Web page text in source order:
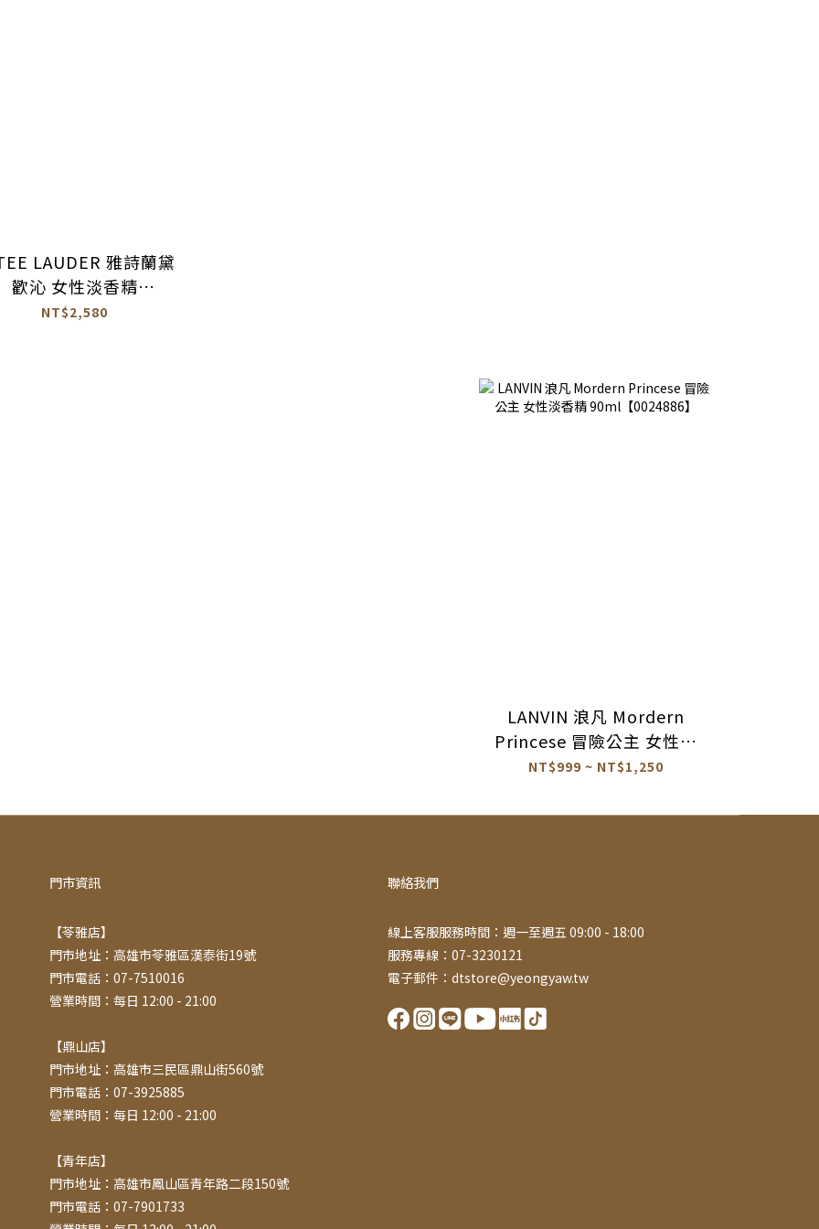
LAUDER 雅詩蘭黛
歡沁 女性淡香精
【2524031】
NT$2,580
LANVIN 浪凡 Mordern
Princese 冒險公主 女性淡
香精 90ml【0024886】
NT$999 ~ NT$1,250
門市資訊
【苓雅店】
門市地址：高雄市苓雅區漢泰街19號
門市電話：07-7510016
營業時間：每日 12:00 - 21:00
【鼎山店】
門市地址：高雄市三民區鼎山街560號
門市電話：07-3925885
營業時間：每日 12:00 - 21:00
【青年店】
門市地址：高雄市鳳山區青年路二段150號
門市電話：07-7901733
聯絡我們
線上客服服務時間：週一至週五 09:00 - 18:00
服務專線：07-3230121
電子郵件：dtstore@yeongyaw.tw